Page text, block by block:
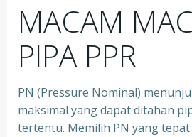
MACAM
PIPA PPR
PN (Pressure Nominal)
maksimal yang dapat ditahan
tertentu. Memilih PN yang